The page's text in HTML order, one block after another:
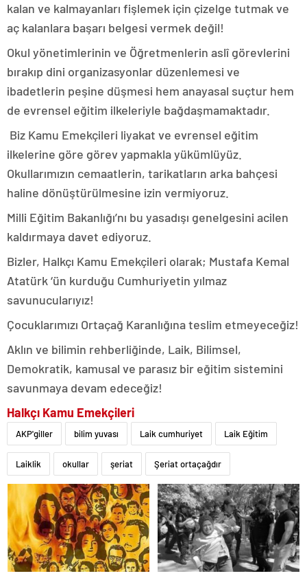
kalan ve kalmayanları fişlemek için çizelge tutmak ve
aç kalanlara başarı belgesi vermek değil!
Okul yönetimlerinin ve Öğretmenlerin aslî görevlerini
bırakıp dini organizasyonlar düzenlemesi ve
ibadetlerin peşine düşmesi hem anayasal suçtur hem
de evrensel eğitim ilkeleriyle bağdaşmamaktadır.
​ Biz Kamu Emekçileri liyakat ve evrensel eğitim
ilkelerine göre görev yapmakla yükümlüyüz.
Okullarımızın cemaatlerin, tarikatların arka bahçesi
haline dönüştürülmesine izin vermiyoruz.
Milli Eğitim Bakanlığı’nı bu yasadışı genelgesini acilen
kaldırmaya davet ediyoruz.
Bizler, Halkçı Kamu Emekçileri olarak; Mustafa Kemal
Atatürk ‘ün kurduğu Cumhuriyetin yılmaz
savunucularıyız!
Çocuklarımızı Ortaçağ Karanlığına teslim etmeyeceğiz!
Aklın ve bilimin rehberliğinde, Laik, Bilimsel,
Demokratik, kamusal ve parasız bir eğitim sistemini
savunmaya devam edeceğiz!
Halkçı Kamu Emekçileri
AKP'giller bilim yuvası Laik cumhuriyet Laik Eğitim
Laiklik okullar şeriat Şeriat ortaçağdır